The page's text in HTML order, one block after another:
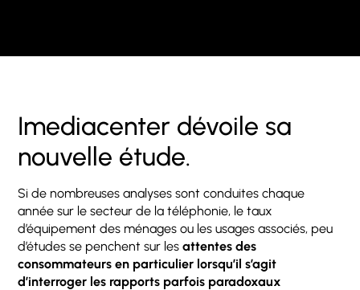
Imediacenter dévoile sa
nouvelle étude.
Si de nombreuses analyses sont conduites chaque
année sur le secteur de la téléphonie, le taux
d’équipement des ménages ou les usages associés, peu
d’études se penchent sur lesattentes des
consommateurs en particulier lorsqu’il s’agit
d’interroger les rapports parfois paradoxaux